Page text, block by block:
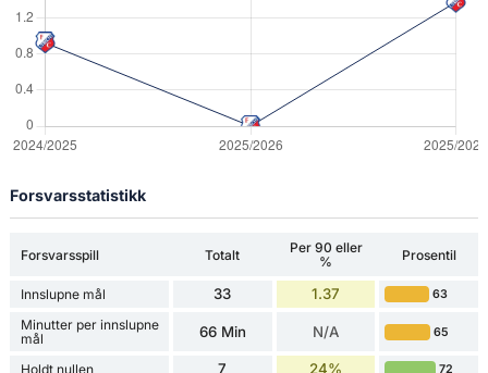
Forsvarsstatistikk
Forsvarsspill Totalt
Per 90 eller
%
Prosentil
Innslupne mål 33 1.37 63
Minutter per innslupne
mål
66 Min N/A 65
Holdt nullen 7 24% 72